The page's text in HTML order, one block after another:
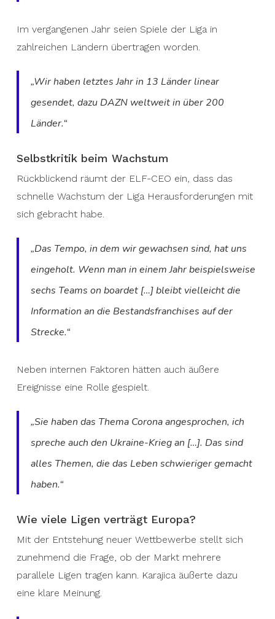
Im vergangenen Jahr seien Spiele der Liga in
zahlreichen Ländern übertragen worden.
„Wir haben letztes Jahr in 13 Länder linear
gesendet, dazu DAZN weltweit in über 200
Länder.“
Selbstkritik beim Wachstum
Rückblickend räumt der ELF-CEO ein, dass das
schnelle Wachstum der Liga Herausforderungen mit
sich gebracht habe.
„Das Tempo, in dem wir gewachsen sind, hat uns
eingeholt. Wenn man in einem Jahr beispielsweise
sechs Teams on boardet […] bleibt vielleicht die
Information an die Bestandsfranchises auf der
Strecke.“
Neben internen Faktoren hätten auch äußere
Ereignisse eine Rolle gespielt.
„Sie haben das Thema Corona angesprochen, ich
spreche auch den Ukraine-Krieg an […]. Das sind
alles Themen, die das Leben schwieriger gemacht
haben.“
Wie viele Ligen verträgt Europa?
Mit der Entstehung neuer Wettbewerbe stellt sich
zunehmend die Frage, ob der Markt mehrere
parallele Ligen tragen kann. Karajica äußerte dazu
eine klare Meinung.